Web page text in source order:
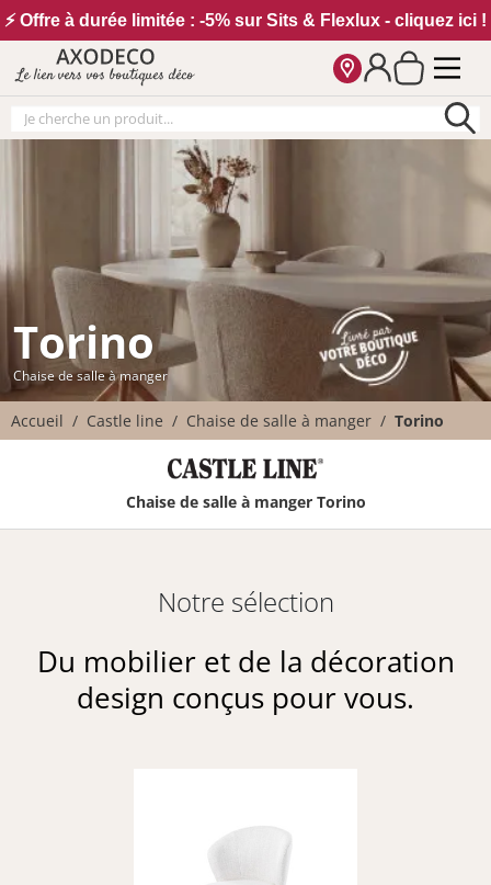
⚡ Offre à durée limitée : -5% sur Sits & Flexlux - cliquez ici !
Le lien vers vos boutiques déco
Torino
Chaise de salle à manger
Accueil Castle line Chaise de salle à manger Torino
Chaise de salle à manger Torino
Notre sélection
Du mobilier et de la décoration
design conçus pour vous.
Vos paramètres cookies